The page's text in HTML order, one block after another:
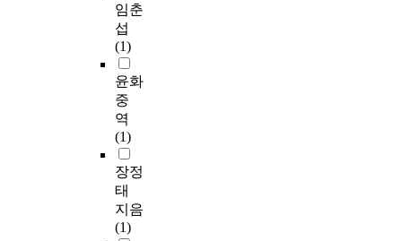
임춘
섭
(1)
윤화
중
역
(1)
장정
태
지음
(1)